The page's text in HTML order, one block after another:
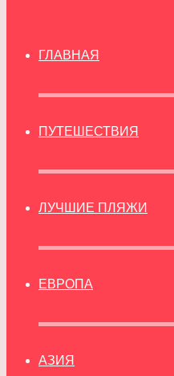
ГЛАВНАЯ
ПУТЕШЕСТВИЯ
ЛУЧШИЕ ПЛЯЖИ
ЕВРОПА
АЗИЯ